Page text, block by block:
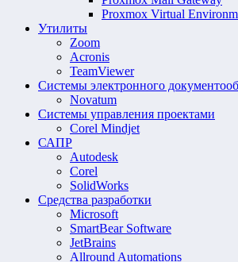
Proxmox Virtual
Утилиты
Zoom
Acronis
TeamViewer
Системы электронного
Novatum
Системы управления проектами
Corel Mindjet
САПР
Autodesk
Corel
SolidWorks
Средства разработки
Microsoft
SmartBear Software
JetBrains
Allround Automations